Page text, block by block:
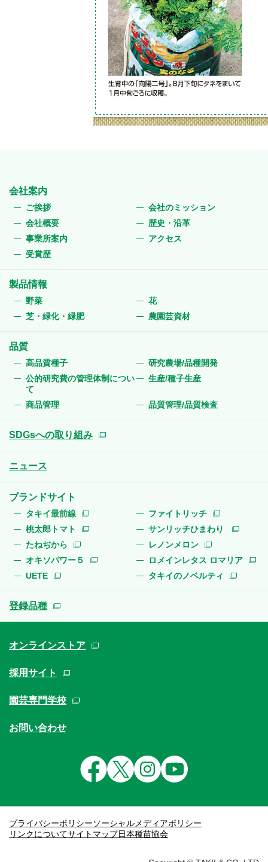
会社案内
ご挨拶
会社のミッション
会社概要
歴史・沿革
事業所案内
アクセス
受賞歴
製品情報
野菜
花
芝・緑化・緑肥
農園芸資材
品質
高品質種子
研究農場/品種開発
公的研究費の管理体制につい
て
生産/種子生産
商品管理 品質管理/品質検査
SDGsへの取り組み
ニュース
ブランドサイト
タキイ最前線
ファイトリッチ
桃太郎トマト
サンリッチひまわり
たねぢから
レノンメロン
オキソパワー５
ロメインレタス ロマリア
UETE
タキイのノベルティ
登録品種
オンラインストア
採用サイト
園芸専門学校
お問い合わせ
プライバシーポリシーソーシャルメディアポリシー
リンクについてサイトマップ日本種苗協会